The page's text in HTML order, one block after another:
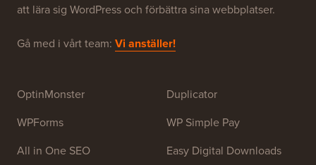
för nybörjare. WPBeginner grundades i juli 2009 av
och andra utbildningsresurser för att hjälpa människor
att lära sig WordPress och förbättra sina webbplatser.
Gå med i vårt team: Vi anställer!